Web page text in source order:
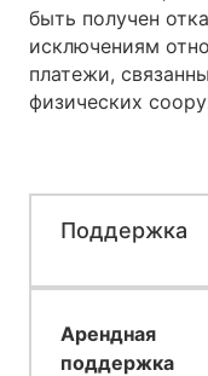
быть получен
исключениям
платежи,
физических
Арендная
поддержка